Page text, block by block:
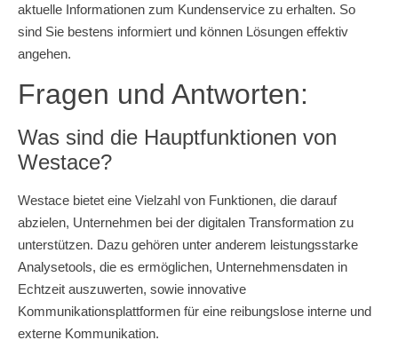
aktuelle Informationen zum Kundenservice zu erhalten. So
sind Sie bestens informiert und können Lösungen effektiv
angehen.
Fragen und Antworten:
Was sind die Hauptfunktionen von
Westace?
Westace bietet eine Vielzahl von Funktionen, die darauf
abzielen, Unternehmen bei der digitalen Transformation zu
unterstützen. Dazu gehören unter anderem leistungsstarke
Analysetools, die es ermöglichen, Unternehmensdaten in
Echtzeit auszuwerten, sowie innovative
Kommunikationsplattformen für eine reibungslose interne und
externe Kommunikation.